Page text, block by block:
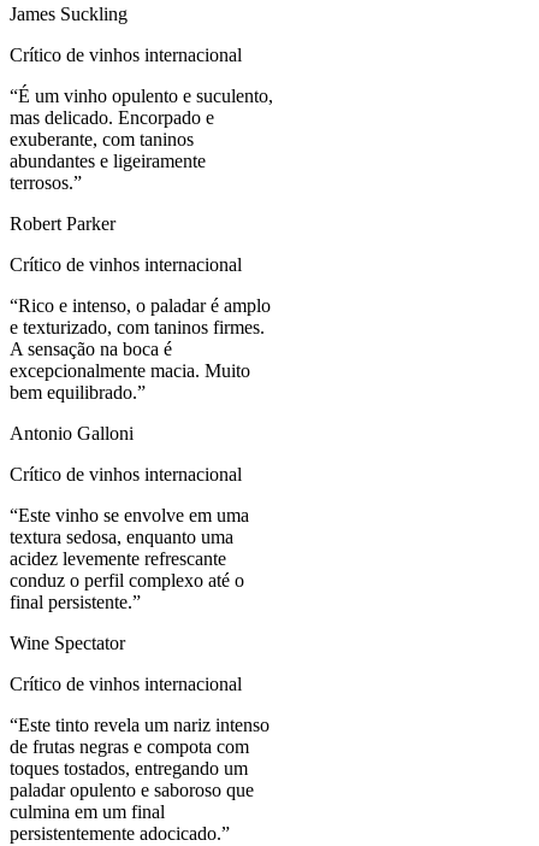
James Suckling
Crítico de vinhos internacional
“É um vinho opulento e suculento,
mas delicado. Encorpado e
exuberante, com taninos
abundantes e ligeiramente
terrosos.”
Robert Parker
Crítico de vinhos internacional
“Rico e intenso, o paladar é amplo
e texturizado, com taninos firmes.
A sensação na boca é
excepcionalmente macia. Muito
bem equilibrado.”
Antonio Galloni
Crítico de vinhos internacional
“Este vinho se envolve em uma
textura sedosa, enquanto uma
acidez levemente refrescante
conduz o perfil complexo até o
final persistente.”
Wine Spectator
Crítico de vinhos internacional
“Este tinto revela um nariz intenso
de frutas negras e compota com
toques tostados, entregando um
paladar opulento e saboroso que
culmina em um final
persistentemente adocicado.”